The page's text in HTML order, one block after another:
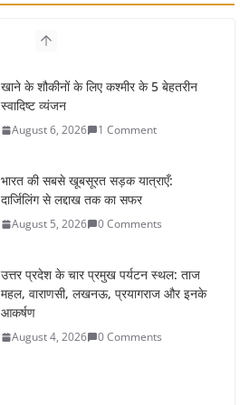
खाने के शौकीनों के लिए कश्मीर के 5 बेहतरीन
स्वादिष्ट व्यंजन
August 6, 2026 1 Comment
भारत की सबसे खूबसूरत सड़क यात्राएँ:
दार्जिलिंग से लद्दाख तक का सफर
August 5, 2026 0 Comments
उत्तर प्रदेश के चार प्रमुख पर्यटन स्थल: ताज
महल, वाराणसी, लखनऊ, प्रयागराज और इनके
आकर्षण
August 4, 2026 0 Comments